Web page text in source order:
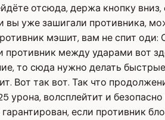
отсюда, держа кнопку
вы уже зашигали противника,
мэшит, вам не спит оди:
между ударами вот
то сюда нужно делать
Вот так вот. Так что
волсплейтит и
если противник